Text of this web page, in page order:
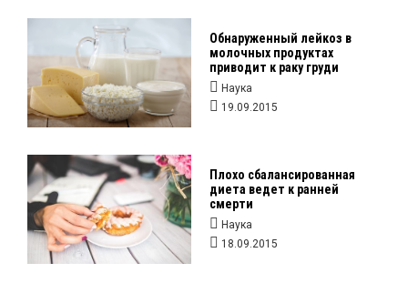
Обнаруженный лейкоз в
молочных продуктах
приводит к раку груди
Наука
19.09.2015
Плохо сбалансированная
диета ведет к ранней
смерти
Наука
18.09.2015